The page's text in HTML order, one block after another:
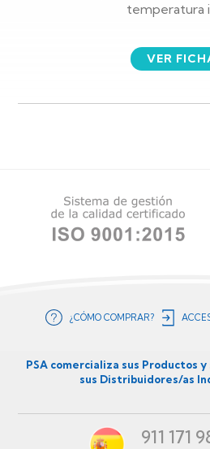
temperatura
VER
secundario
¿CÓMO COMPRAR?
PSA comercializa sus Productos
sus Distribuidores/as
911 171